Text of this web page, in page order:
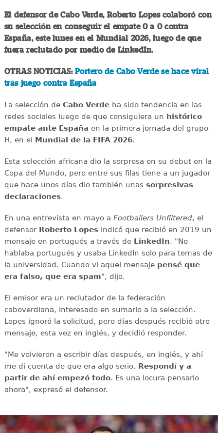
El defensor de Cabo Verde, Roberto Lopes colaboró con
su selección en conseguir el empate 0 a 0 contra
España, este lunes en el Mundial 2026, luego de que
fuera reclutado por medio de LinkedIn.
OTRAS NOTICIAS: Portero de Cabo Verde se hace viral
tras juego contra España
La selección de Cabo Verdeha sido tendencia en las
redes sociales luego de que consiguiera un histórico
empate ante España en la primera jornada del grupo
H, en el Mundial de la FIFA 2026.
Esta selección africana dio la sorpresa en su debut en la
Copa del Mundo, pero entre sus filas tiene a un jugador
que hace unos días dio también unas sorpresivas
declaraciones.
En una entrevista en mayo a Footballers Unfiltered, el
defensor Roberto Lopesindicó que recibió en 2019 un
mensaje en portugués a través de LinkedIn. "No
hablaba portugués y usaba LinkedIn solo para temas de
la universidad. Cuando vi aquel mensaje pensé que
era falso, que era spam", dijo.
El emisor era un reclutador de la federación
caboverdiana, interesado en sumarlo a la selección.
Lopes ignoró la solicitud, pero días después recibió otro
mensaje, esta vez en inglés, y decidió responder.
"Me volvieron a escribir días después, en inglés, y ahí
me di cuenta de que era algo serio. Respondí y a
partir de ahí empezó todo. Es una locura pensarlo
ahora", expresó el defensor.